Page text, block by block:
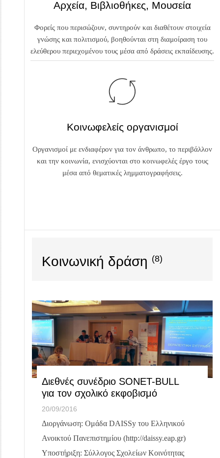
Αρχεία, Βιβλιοθήκες, Μουσεία
Φορείς που περισώζουν, συντηρούν και διαθέτουν στοιχεία
γνώσης και πολιτισμού, βοηθούνται στη διαμοίραση του
ελεύθερου περιεχομένου τους μέσα από δράσεις εκπαίδευσης.
Κοινωφελείς οργανισμοί
Οργανισμοί με ενδιαφέρον για τον άνθρωπο, το περιβάλλον
και την κοινωνία, ενισχύονται στο κοινωφελές έργο τους
μέσα από θεματικές λημματογραφήσεις.
Κοινωνική δράση (8)
Διεθνές συνέδριο SONET-BULL
για τον σχολικό εκφοβισμό
20/09/2016
Διοργάνωση: Oμάδα DAISSy του Ελληνικού
Ανοικτού Πανεπιστημίου (http://daissy.eap.gr)
Υποστήριξη: Σύλλογος Σχολείων Κοινότητας